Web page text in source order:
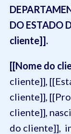
DO ESTADO
cliente]].
[[Nome do
cliente]],
cliente]],
cliente]],
do cliente]],